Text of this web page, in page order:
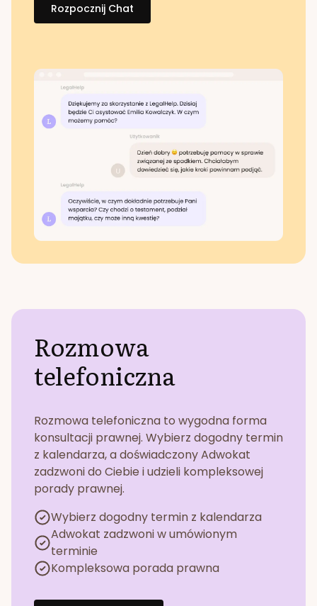
Rozpocznij Chat
Rozmowa
telefoniczna
Rozmowa telefoniczna to wygodna forma
konsultacji prawnej. Wybierz dogodny termin
z kalendarza, a doświadczony Adwokat
zadzwoni do Ciebie i udzieli kompleksowej
porady prawnej.
Wybierz dogodny termin z kalendarza
Adwokat zadzwoni w umówionym
terminie
Kompleksowa porada prawna